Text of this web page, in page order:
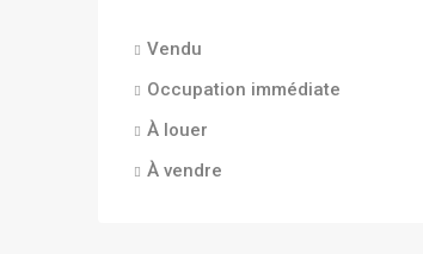
Vendu
Occupation immédiate
À louer
À vendre